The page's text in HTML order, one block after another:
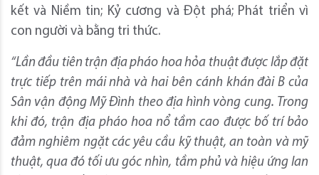
kết và Niềm tin; Kỷ cương và Đột phá; Phát triển vì
con người và bằng tri thức.
“Lần đầu tiên trận địa pháo hoa hỏa thuật được lắp đặt
trực tiếp trên mái nhà và hai bên cánh khán đài B của
Sân vận động Mỹ Đình theo địa hình vòng cung. Trong
khi đó, trận địa pháo hoa nổ tầm cao được bố trí bảo
đảm nghiêm ngặt các yêu cầu kỹ thuật, an toàn và mỹ
thuật, qua đó tối ưu góc nhìn, tầm phủ và hiệu ứng lan